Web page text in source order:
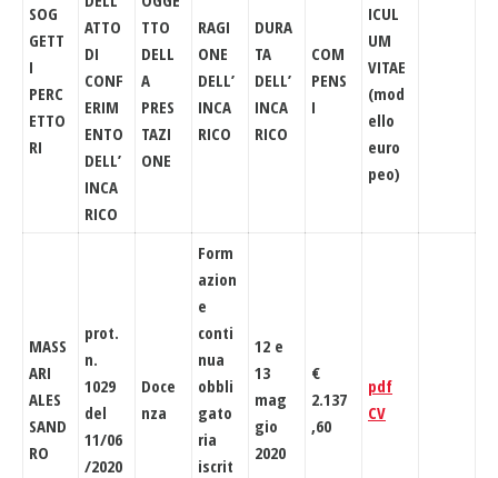
SOG
GETT
I
PERC
ETTO
RI
ATTO
DI
CONF
ERIM
ENTO
DELL’
INCA
RICO
TTO
DELL
A
PRES
TAZI
ONE
RAGI
ONE
DELL’
INCA
RICO
DURA
TA
DELL’
INCA
RICO
COM
PENS
I
ICUL
UM
VITAE
(mod
ello
euro
peo)
MASS
ARI
ALES
SAND
RO
prot.
n.
1029
del
11/06
/2020
Doce
nza
Form
azion
e
conti
nua
obbli
gato
ria
iscrit
12 e
13
mag
gio
2020
€
2.137
,60
pdf
CV